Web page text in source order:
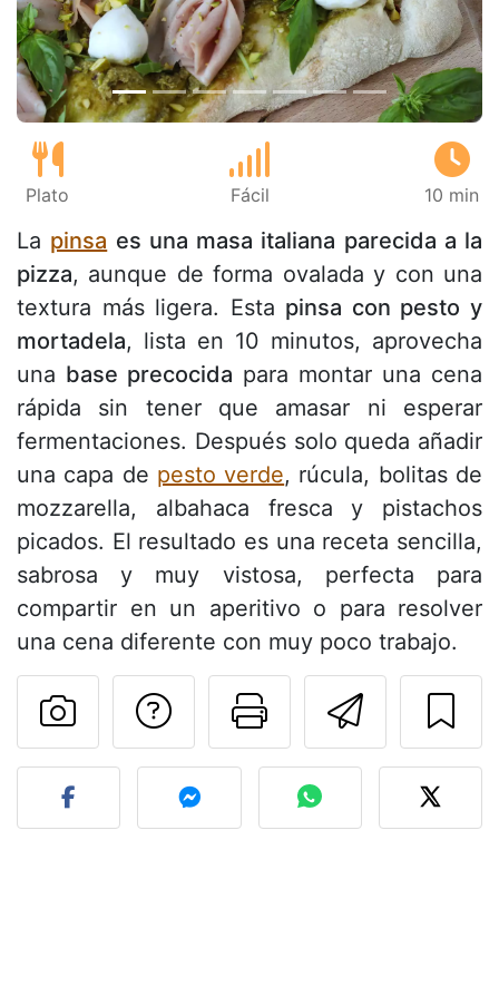
Plato Fácil 10 min
La pinsa es una masa italiana parecida a la
pizza, aunque de forma ovalada y con una
textura más ligera. Esta pinsa con pesto y
mortadela, lista en 10 minutos, aprovecha
una base precocida para montar una cena
rápida sin tener que amasar ni esperar
fermentaciones. Después solo queda añadir
una capa de pesto verde, rúcula, bolitas de
mozzarella, albahaca fresca y pistachos
picados. El resultado es una receta sencilla,
sabrosa y muy vistosa, perfecta para
compartir en un aperitivo o para resolver
una cena diferente con muy poco trabajo.
Imprimir
Preguntar al autor
Publicar la foto de esta